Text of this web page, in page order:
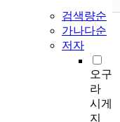
검색량순
가나다순
저자
오구
라
시게
지